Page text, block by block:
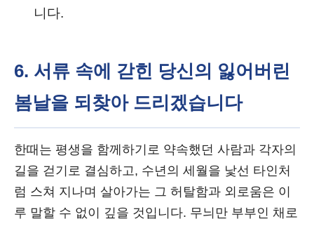
니다.
6. 서류 속에 갇힌 당신의 잃어버린
봄날을 되찾아 드리겠습니다
한때는 평생을 함께하기로 약속했던 사람과 각자의
길을 걷기로 결심하고, 수년의 세월을 낯선 타인처
럼 스쳐 지나며 살아가는 그 허탈함과 외로움은 이
루 말할 수 없이 깊을 것입니다. 무늬만 부부인 채로